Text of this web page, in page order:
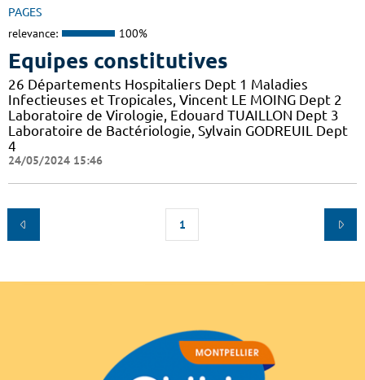
PAGES
relevance: 100%
Equipes constitutives
26 Départements Hospitaliers Dept 1 Maladies
Infectieuses et Tropicales, Vincent LE MOING Dept 2
Laboratoire de Virologie, Edouard TUAILLON Dept 3
Laboratoire de Bactériologie, Sylvain GODREUIL Dept
4
24/05/2024 15:46
1